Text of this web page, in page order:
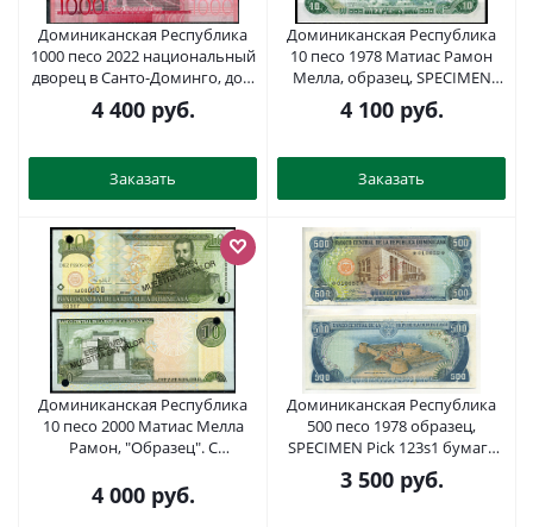
Доминиканская Республика
1000 песо 2022 национальный
дворец в Санто-Доминго, дом
Диего Колумба Pick 193 g
бумага UNC (пресс) 451-1024-1
4 400руб.
Заказать
Доминиканская Республика
10 песо 1978 Матиас Рамон
Мелла, образец, SPECIMEN
Pick 119 s1 бумага UNC (пресс)
451-811-1
4 100руб.
Заказать
Доминиканская Республика
10 песо 2000 Матиас Мелла
Рамон, "Образец". С
слова "Especimen" и
перфорационными
4 000руб.
Доминиканская Республика
500 песо 1978 образец,
SPECIMEN Pick 123s1 бумага
UNC (пресс) 000-00-00
3 500руб.